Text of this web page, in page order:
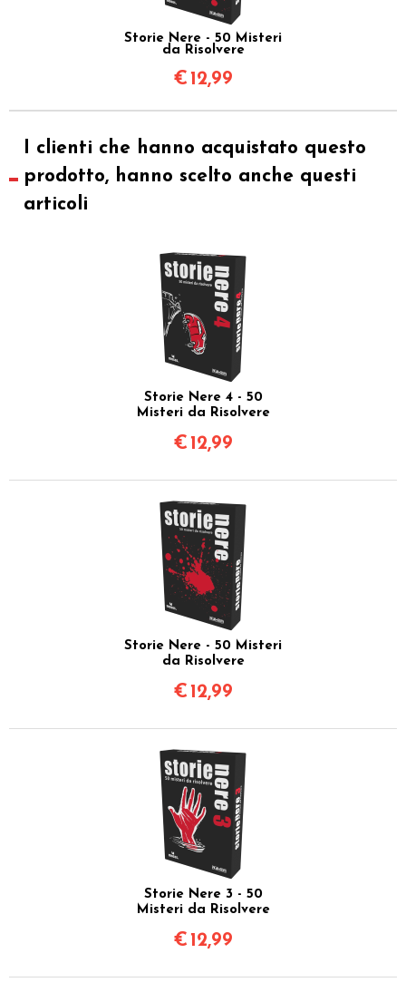
Storie Nere - 50 Misteri
da Risolvere
€ 12,99
I clienti che hanno acquistato questo
prodotto, hanno scelto anche questi
articoli
Storie Nere 4 - 50
Misteri da Risolvere
€ 12,99
Storie Nere - 50 Misteri
da Risolvere
€ 12,99
Storie Nere 3 - 50
Misteri da Risolvere
€ 12,99